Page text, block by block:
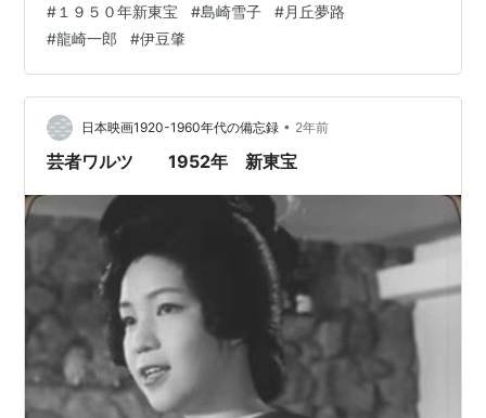
から作者の想像でしょうが、そんな事件は昔からあった
のね。 って、いうか、２６歳の若さでそこまでひとりの
女性に執着するのってどういうんだろう？？しかし！こ
んな事件が報道されればまた「俺もっ！」ってやつが出
てくるから始末におえない。怖いのは最初は見分けがつ
かないこと。つきあって…
# １９５０年新東宝 #島崎雪子 #月丘夢路
#龍崎一郎 #伊豆肇
日本映画1920-1960年代の備忘録 • 2年前
芸者ワルツ 1952年 新東宝